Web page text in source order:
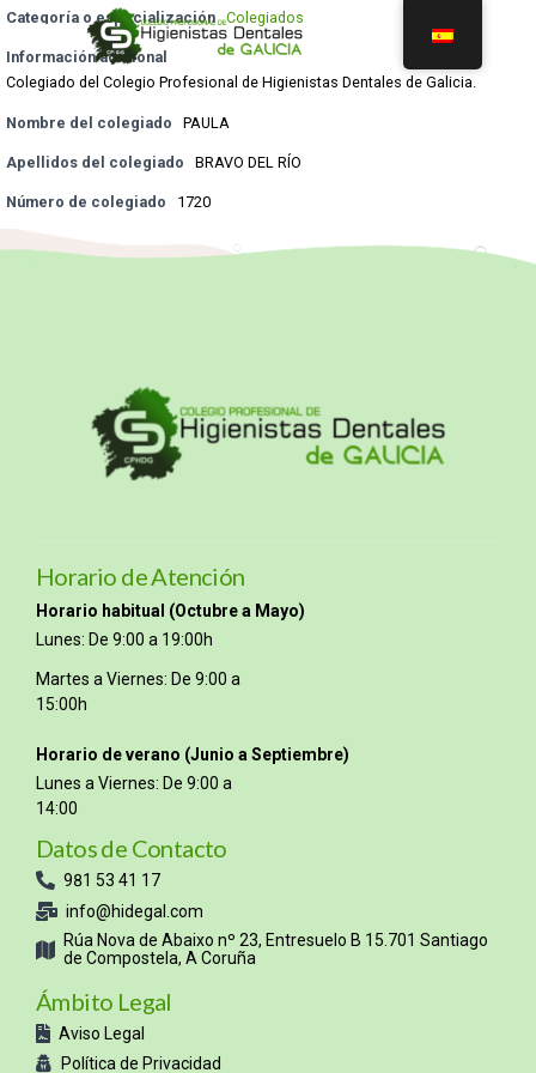
Categoría o especialización Colegiados
Información adicional
Colegiado del Colegio Profesional de Higienistas Dentales de Galicia.
Nombre del colegiado PAULA
Apellidos del colegiado BRAVO DEL RÍO
Número de colegiado 1720
Horario de Atención
Horario habitual (Octubre a Mayo)
Lunes: De 9:00 a 19:00h
Martes a Viernes: De 9:00 a
15:00h
Horario de verano (Junio a Septiembre)
Lunes a Viernes: De 9:00 a
14:00
Datos de Contacto
981 53 41 17
info@hidegal.com
Rúa Nova de Abaixo nº 23, Entresuelo B 15.701 Santiago
de Compostela, A Coruña
Ámbito Legal
Aviso Legal
Política de Privacidad